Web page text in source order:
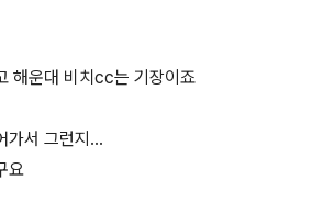
해운대 비치cc는 기장이죠
가서 그런지...
요